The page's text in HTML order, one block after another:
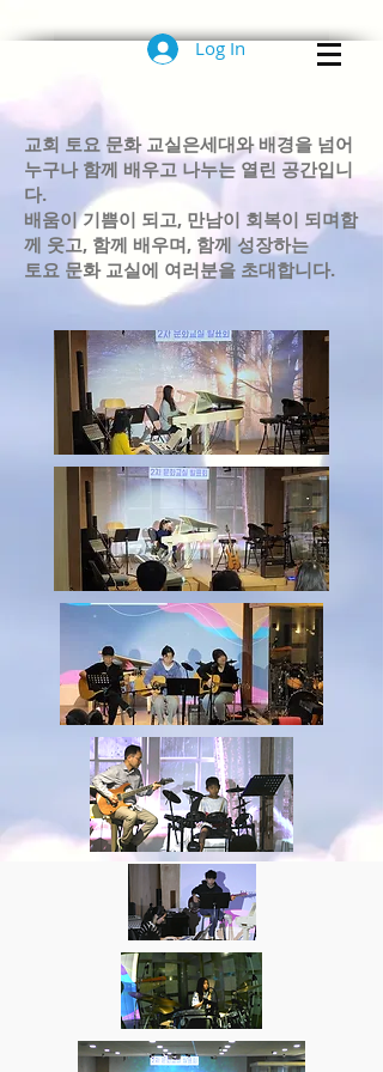
Log In
교회 토요 문화 교실은세대와 배경을 넘어
누구나 함께 배우고 나누는 열린 공간입니
다.
배움이 기쁨이 되고, 만남이 회복이 되며함
께 웃고, 함께 배우며, 함께 성장하는
토요 문화 교실에 여러분을 초대합니다.